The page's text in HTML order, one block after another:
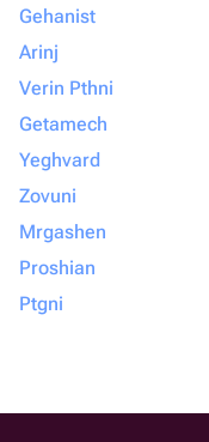
Gehanist
Arinj
Verin Pthni
Getamech
Yeghvard
Zovuni
Mrgashen
Proshian
Ptgni